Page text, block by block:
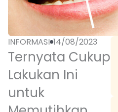
INFORMASI 14/08/2023
Ternyata Cukup
Lakukan Ini
untuk